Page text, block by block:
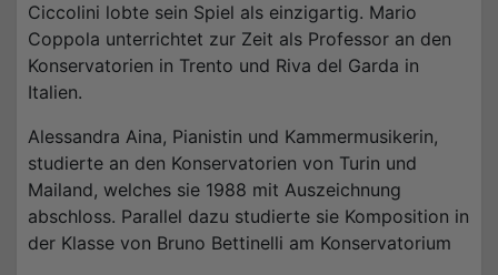
Ciccolini lobte sein Spiel als einzigartig. Mario
Coppola unterrichtet zur Zeit als Professor an den
Konservatorien in Trento und Riva del Garda in
Italien.
Alessandra Aina, Pianistin und Kammermusikerin,
studierte an den Konservatorien von Turin und
Mailand, welches sie 1988 mit Auszeichnung
abschloss. Parallel dazu studierte sie Komposition in
der Klasse von Bruno Bettinelli am Konservatorium